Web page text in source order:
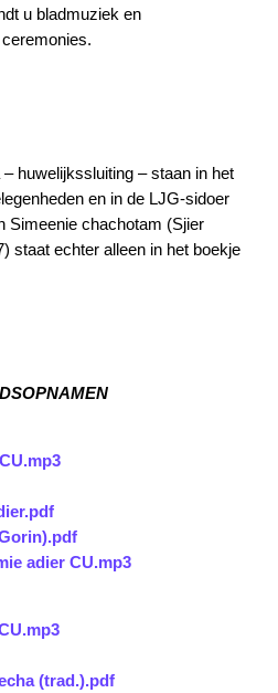
u bladmuziek en
huwelijkssluiting – staan in het
en in de LJG-sidoer
Simeenie chachotam (Sjier
staat echter alleen in het boekje
adier CU.mp3
(trad.).pdf